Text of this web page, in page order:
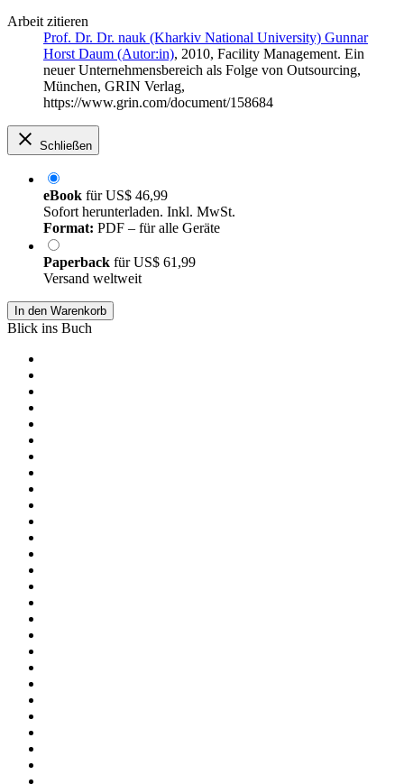
Arbeit zitieren
Prof. Dr. Dr. nauk (Kharkiv National University) Gunnar
Horst Daum (Autor:in), 2010, Facility Management. Ein
neuer Unternehmensbereich als Folge von Outsourcing,
München, GRIN Verlag,
https://www.grin.com/document/158684
Schließen
eBook fürUS$ 46,99
Sofort herunterladen. Inkl. MwSt.
Format: PDF – für alle Geräte
Paperback fürUS$ 61,99
Versand weltweit
In den Warenkorb
Blick ins Buch